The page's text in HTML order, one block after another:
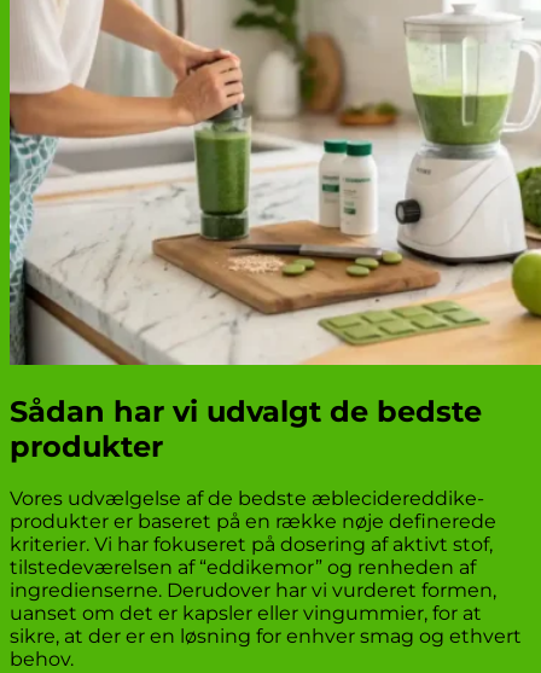
Sådan har vi udvalgt de bedste
produkter
Vores udvælgelse af de bedste æblecidereddike-
produkter er baseret på en række nøje definerede
kriterier. Vi har fokuseret på dosering af aktivt stof,
tilstedeværelsen af “eddikemor” og renheden af
ingredienserne. Derudover har vi vurderet formen,
uanset om det er kapsler eller vingummier, for at
sikre, at der er en løsning for enhver smag og ethvert
behov.